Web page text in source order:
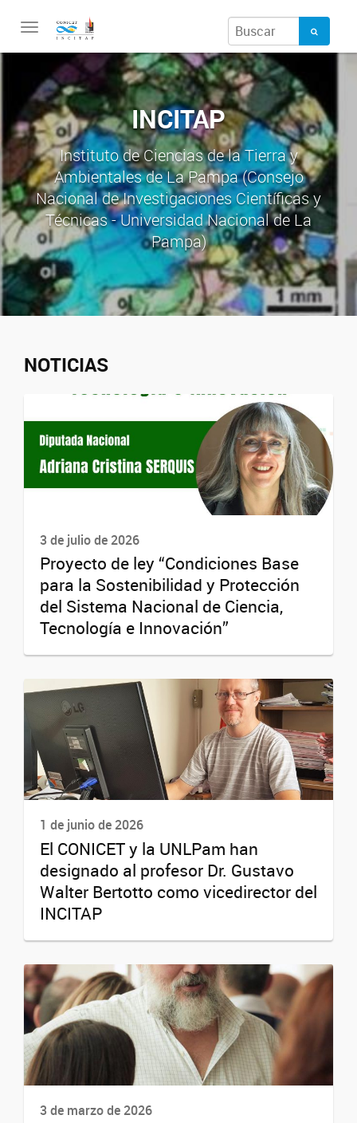
Toggle
INCITAP
Instituto de Ciencias de la Tierra y
Ambientales de La Pampa (Consejo
Nacional de Investigaciones Científicas y
Técnicas - Universidad Nacional de La
Pampa)
NOTICIAS
3 de julio de 2026
Proyecto de ley “Condiciones Base
para la Sostenibilidad y Protección
del Sistema Nacional de Ciencia,
Tecnología e Innovación”
1 de junio de 2026
El CONICET y la UNLPam han
designado al profesor Dr. Gustavo
Walter Bertotto como vicedirector del
INCITAP
3 de marzo de 2026